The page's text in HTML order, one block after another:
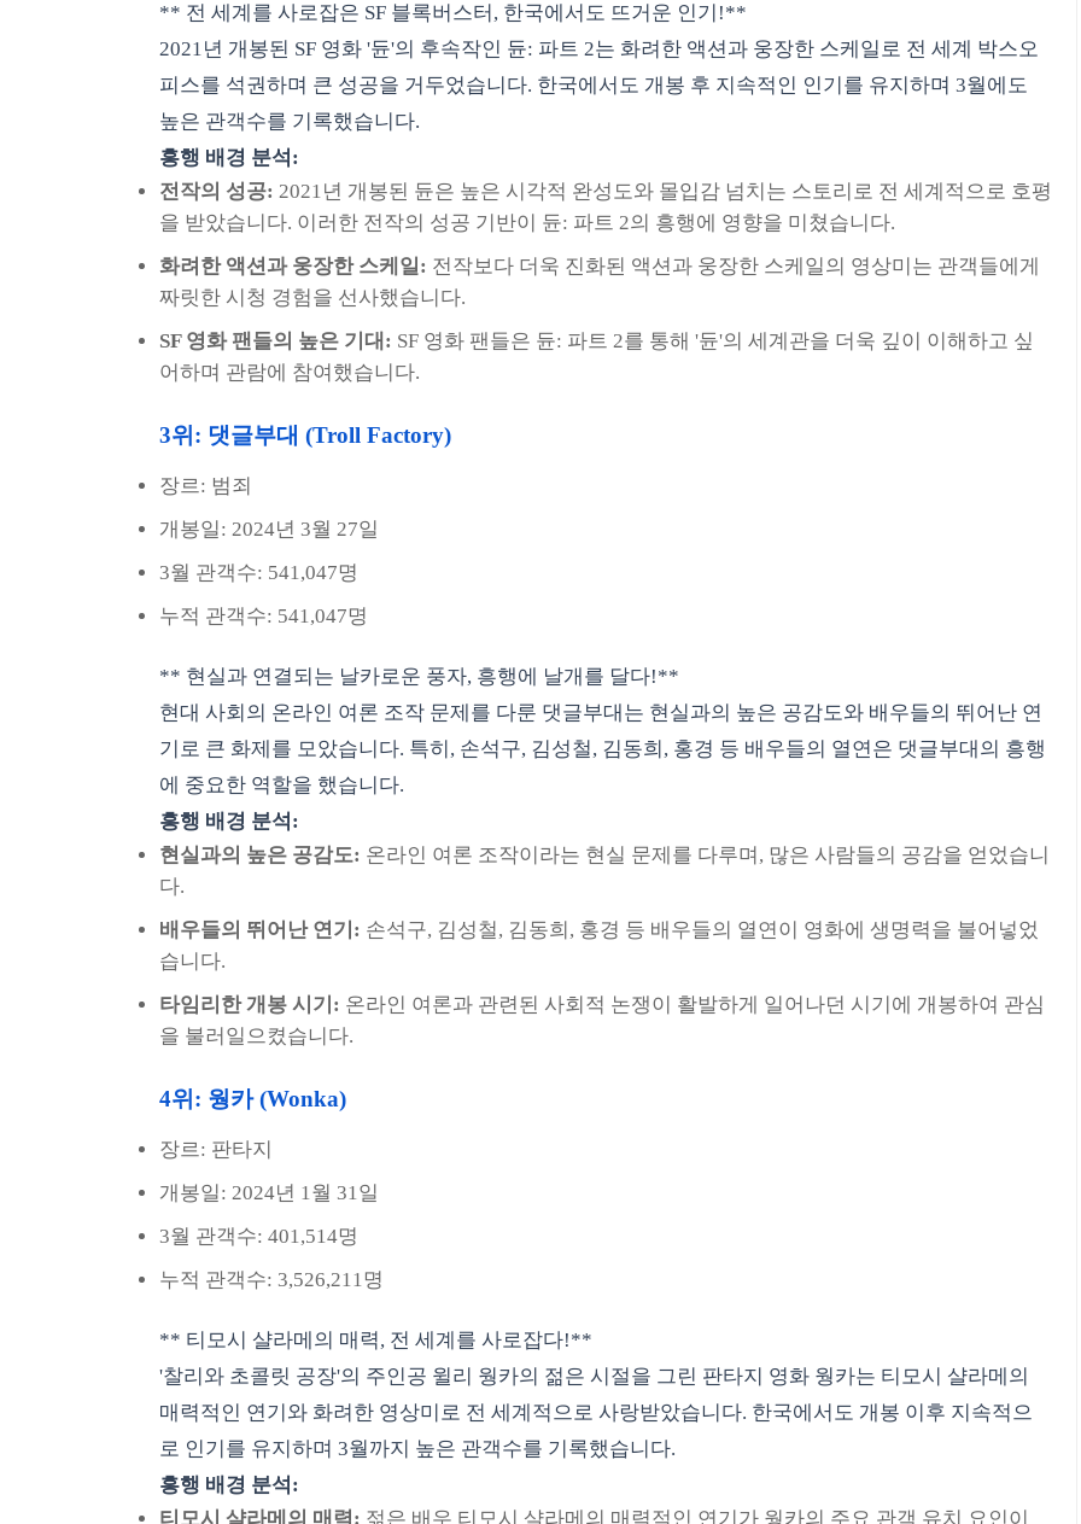
** 전 세계를 사로잡은 SF 블록버스터, 한국에서도 뜨거운 인기!**
2021년 개봉된 SF 영화 '듄'의 후속작인 듄: 파트 2는 화려한 액션과 웅장한 스케일로 전 세계 박스오
피스를 석권하며 큰 성공을 거두었습니다. 한국에서도 개봉 후 지속적인 인기를 유지하며 3월에도
높은 관객수를 기록했습니다.
흥행 배경 분석:
전작의 성공: 2021년 개봉된 듄은 높은 시각적 완성도와 몰입감 넘치는 스토리로 전 세계적으로 호평
을 받았습니다. 이러한 전작의 성공 기반이 듄: 파트 2의 흥행에 영향을 미쳤습니다.
화려한 액션과 웅장한 스케일: 전작보다 더욱 진화된 액션과 웅장한 스케일의 영상미는 관객들에게
짜릿한 시청 경험을 선사했습니다.
SF 영화 팬들의 높은 기대: SF 영화 팬들은 듄: 파트 2를 통해 '듄'의 세계관을 더욱 깊이 이해하고 싶
어하며 관람에 참여했습니다.
3위: 댓글부대 (Troll Factory)
장르: 범죄
개봉일: 2024년 3월 27일
3월 관객수: 541,047명
누적 관객수: 541,047명
** 현실과 연결되는 날카로운 풍자, 흥행에 날개를 달다!**
현대 사회의 온라인 여론 조작 문제를 다룬 댓글부대는 현실과의 높은 공감도와 배우들의 뛰어난 연
기로 큰 화제를 모았습니다. 특히, 손석구, 김성철, 김동희, 홍경 등 배우들의 열연은 댓글부대의 흥행
에 중요한 역할을 했습니다.
흥행 배경 분석:
현실과의 높은 공감도: 온라인 여론 조작이라는 현실 문제를 다루며, 많은 사람들의 공감을 얻었습니
다.
배우들의 뛰어난 연기: 손석구, 김성철, 김동희, 홍경 등 배우들의 열연이 영화에 생명력을 불어넣었
습니다.
타임리한 개봉 시기: 온라인 여론과 관련된 사회적 논쟁이 활발하게 일어나던 시기에 개봉하여 관심
을 불러일으켰습니다.
4위: 웡카 (Wonka)
장르: 판타지
개봉일: 2024년 1월 31일
3월 관객수: 401,514명
누적 관객수: 3,526,211명
** 티모시 샬라메의 매력, 전 세계를 사로잡다!**
'찰리와 초콜릿 공장'의 주인공 윌리 웡카의 젊은 시절을 그린 판타지 영화 웡카는 티모시 샬라메의
매력적인 연기와 화려한 영상미로 전 세계적으로 사랑받았습니다. 한국에서도 개봉 이후 지속적으
로 인기를 유지하며 3월까지 높은 관객수를 기록했습니다.
흥행 배경 분석:
티모시 샬라메의 매력: 젊은 배우 티모시 샬라메의 매력적인 연기가 웡카의 주요 관객 유치 요인이